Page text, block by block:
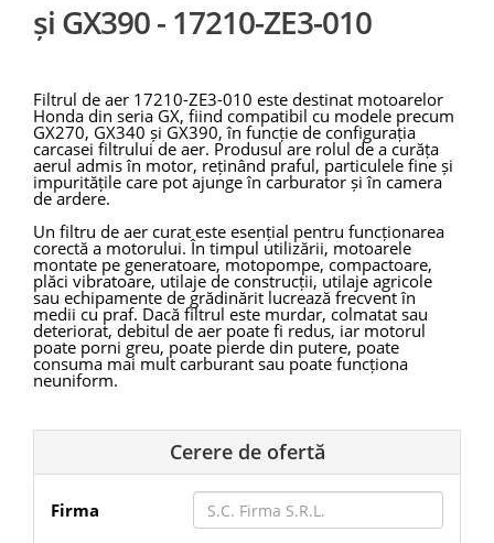
și GX390 - 17210-ZE3-010
Filtrul de aer 17210-ZE3-010 este destinat motoarelor
Honda din seria GX, fiind compatibil cu modele precum
GX270, GX340 și GX390, în funcție de configurația
carcasei filtrului de aer. Produsul are rolul de a curăța
aerul admis în motor, reținând praful, particulele fine și
impuritățile care pot ajunge în carburator și în camera
de ardere.
Un filtru de aer curat este esențial pentru funcționarea
corectă a motorului. În timpul utilizării, motoarele
montate pe generatoare, motopompe, compactoare,
plăci vibratoare, utilaje de construcții, utilaje agricole
sau echipamente de grădinărit lucrează frecvent în
medii cu praf. Dacă filtrul este murdar, colmatat sau
deteriorat, debitul de aer poate fi redus, iar motorul
poate porni greu, poate pierde din putere, poate
consuma mai mult carburant sau poate funcționa
neuniform.
menținerea unui flux de aer curat și stabil către motor.
Prin reținerea impurităților, contribuie la protejarea
carburatorului, cilindrului și componentelor interne
împotriva uzurii premature. Înlocuirea periodică a
filtrului de aer este o operațiune simplă de întreținere,
dar importantă pentru durata de viață a motorului și
pentru funcționarea sigură a utilajului.
Cerere de ofertă
Firma